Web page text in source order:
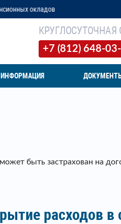
КРУГЛОСУТОЧНАЯ
+7 (812) 648-
быть застрахован на
расходов в